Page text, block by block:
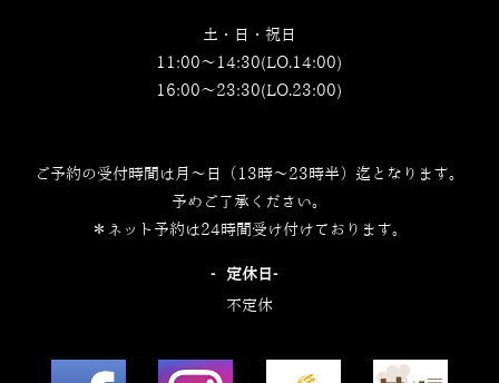
土・日・祝日
11:00～14:30(LO.14:00)
16:00～23:30(LO.23:00)
ご予約の受付時間は月～日（13時～23時半）迄となります。
予めご了承ください。
＊ネット予約は24時間受け付けております。
‐定休日‐
不定休